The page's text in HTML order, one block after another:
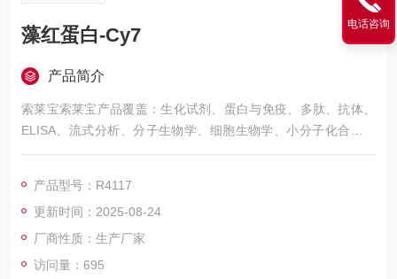
藻红蛋白-Cy7
产品简介
索莱宝索莱宝产品覆盖：生化试剂、蛋白与免疫、多肽、抗体、
ELISA、流式分析、分子生物学、细胞生物学、小分子化合物、
生化试剂盒、染色试剂、分析标准品、微生物培养、层析介质、
产品型号：R4117
更新时间：2025-08-24
厂商性质：生产厂家
访问量：695
电话咨询